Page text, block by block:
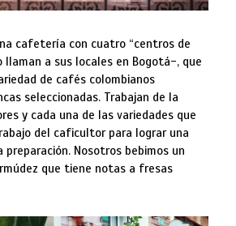
cafetería con cuatro “centros de
llaman a sus locales en Bogotá-, que
de cafés colombianos
seleccionadas. Trabajan de la
y cada una de las variedades que
del caficultor para lograr una
preparación. Nosotros bebimos un
que tiene notas a fresas